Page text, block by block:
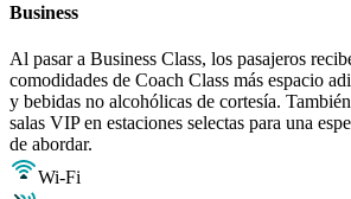
Business
Al pasar a Business Class, los pasajeros
comodidades de Coach Class más espacio
y bebidas no alcohólicas de cortesía.
salas VIP en estaciones selectas para una
de abordar.
Wi-Fi